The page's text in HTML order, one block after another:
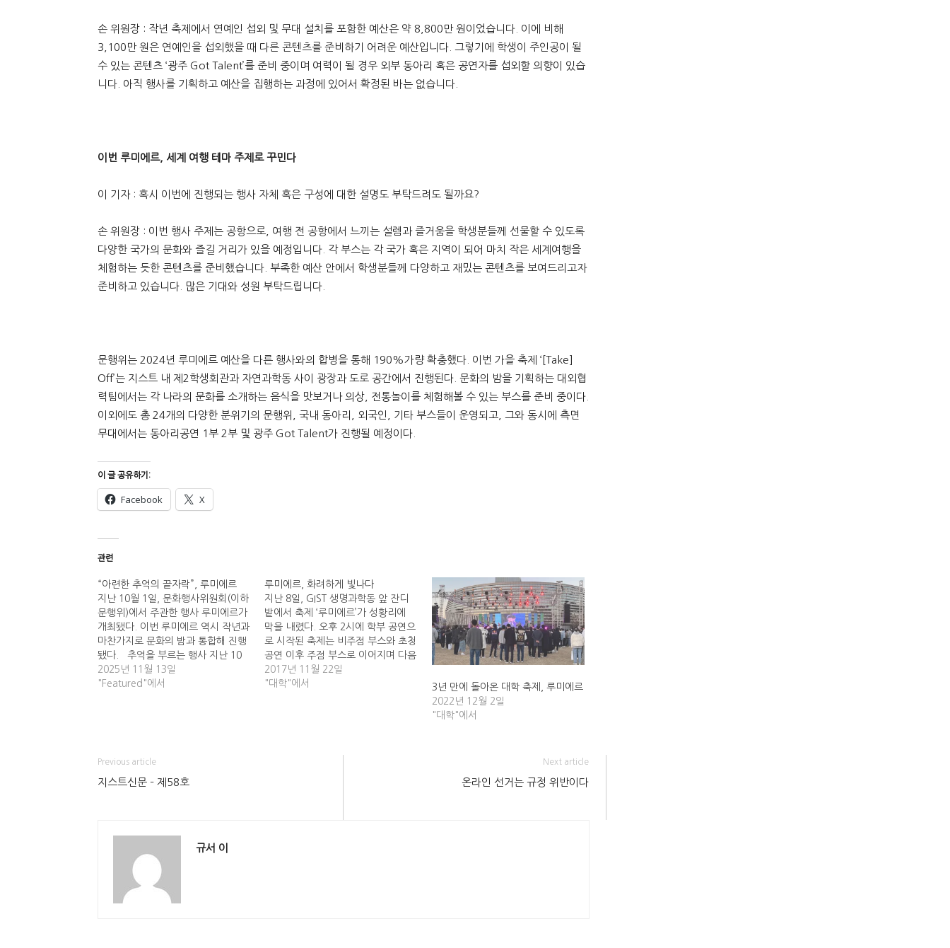
손 위원장 : 작년 축제에서 연예인 섭외 및 무대 설치를 포함한 예산은 약 8,800만 원이었습니다. 이에 비해
3,100만 원은 연예인을 섭외했을 때 다른 콘텐츠를 준비하기 어려운 예산입니다. 그렇기에 학생이 주인공이 될
수 있는 콘텐츠 ‘광주 Got Talent’를 준비 중이며 여력이 될 경우 외부 동아리 혹은 공연자를 섭외할 의향이 있습
니다. 아직 행사를 기획하고 예산을 집행하는 과정에 있어서 확정된 바는 없습니다.
이번 루미에르, 세계 여행 테마 주제로 꾸민다
이 기자 : 혹시 이번에 진행되는 행사 자체 혹은 구성에 대한 설명도 부탁드려도 될까요?
손 위원장 : 이번 행사 주제는 공항으로, 여행 전 공항에서 느끼는 설렘과 즐거움을 학생분들께 선물할 수 있도록
다양한 국가의 문화와 즐길 거리가 있을 예정입니다. 각 부스는 각 국가 혹은 지역이 되어 마치 작은 세계여행을
체험하는 듯한 콘텐츠를 준비했습니다. 부족한 예산 안에서 학생분들께 다양하고 재밌는 콘텐츠를 보여드리고자
준비하고 있습니다. 많은 기대와 성원 부탁드립니다.
문행위는 2024년 루미에르 예산을 다른 행사와의 합병을 통해 190%가량 확충했다. 이번 가을 축제 ‘[Take]
Off’는 지스트 내 제2학생회관과 자연과학동 사이 광장과 도로 공간에서 진행된다. 문화의 밤을 기획하는 대외협
력팀에서는 각 나라의 문화를 소개하는 음식을 맛보거나 의상, 전통놀이를 체험해볼 수 있는 부스를 준비 중이다.
이외에도 총 24개의 다양한 분위기의 문행위, 국내 동아리, 외국인, 기타 부스들이 운영되고, 그와 동시에 측면
무대에서는 동아리공연 1부 2부 및 광주 Got Talent가 진행될 예정이다.
이 글 공유하기:
Facebook X
관련
“아련한 추억의 끝자락”, 루미에르
지난 10월 1일, 문화행사위원회(이하
문행위)에서 주관한 행사 루미에르가
개최됐다. 이번 루미에르 역시 작년과
마찬가지로 문화의 밤과 통합해 진행
됐다. 추억을 부르는 행사 지난 10
월 1일, 추억을 테마로 한 GIST 가을
축제 루미에르가 개최됐다. 이에 맞춰
2025년 11월 13일
"Featured"에서
루미에르, 화려하게 빛나다
지난 8일, GIST 생명과학동 앞 잔디
밭에서 축제 ‘루미에르’가 성황리에
막을 내렸다. 오후 2시에 학부 공연으
로 시작된 축제는 비주점 부스와 초청
공연 이후 주점 부스로 이어지며 다음
날 새벽 2시가 넘어서까지 뜨거운 열
기를 유지했다. 학부 공연은 동아리
2017년 11월 22일
"대학"에서
3년 만에 돌아온 대학 축제, 루미에르
2022년 12월 2일
"대학"에서
Previous article
지스트신문 – 제58호
Next article
온라인 선거는 규정 위반이다
규서 이